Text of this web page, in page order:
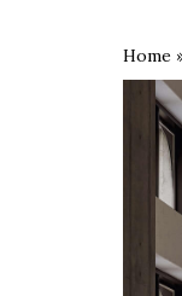
Home